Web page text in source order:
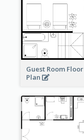
Guest Room Floor
Plan